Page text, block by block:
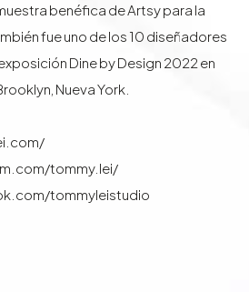
benéfica de Artsy para la
fue uno de los 10 diseñadores
Dine by Design 2022 en
Nueva York.
tommy.lei/
tommyleistudio